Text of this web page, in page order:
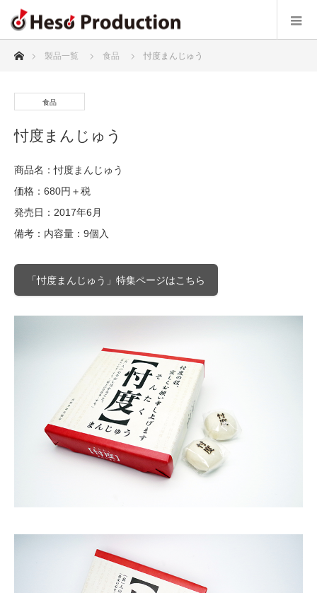
ホーム製品一覧 食品 忖度まんじゅう
食品
忖度まんじゅう
商品名：忖度まんじゅう
価格：680円＋税
発売日：2017年6月
備考：内容量：9個入
「忖度まんじゅう」特集ページはこちら